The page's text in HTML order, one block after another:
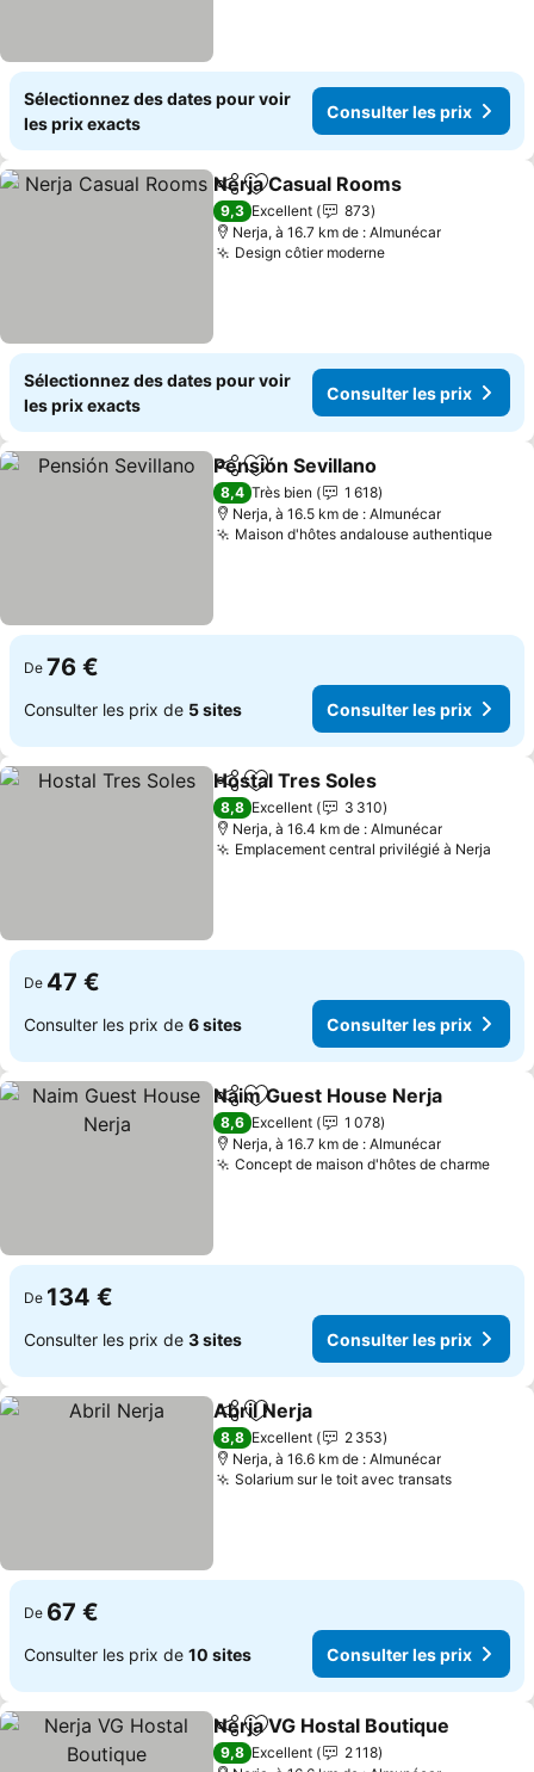
Sélectionnez des dates pour voir
les prix exacts
Consulter les prix
PartagerAjouter à mes favoris
Nerja Casual Rooms
9,3 Excellent
873
Nerja, à 16.7 km de : Almunécar
Design côtier moderneConsulter les
Sélectionnez des dates pour voir
les prix exacts
Consulter les prix
PartagerAjouter à mes favoris
Pensión Sevillano
8,4 Très bien
1 618
Nerja, à 16.5 km de : Almunécar
Maison d'hôtes andalouse authentique
De 76 €
Consulter les prix de 5 sites Consulter les prix
PartagerAjouter à mes favoris
Hostal Tres Soles
8,8 Excellent
3 310
Nerja, à 16.4 km de : Almunécar
Emplacement central privilégié à Nerja
De 47 €
Consulter les prix de 6 sites Consulter les prix
PartagerAjouter à mes favoris
Naim Guest House Nerja
8,6 Excellent
1 078
Nerja, à 16.7 km de : Almunécar
Concept de maison d'hôtes de charme
De 134 €
Consulter les prix de 3 sites Consulter les prix
PartagerAjouter à mes favoris
Abril Nerja
8,8 Excellent
2 353
Nerja, à 16.6 km de : Almunécar
Solarium sur le toit avec transats
De 67 €
Consulter les prix de 10 sites Consulter les prix
PartagerAjouter à mes favoris
Nerja VG Hostal Boutique
9,8 Excellent
2 118